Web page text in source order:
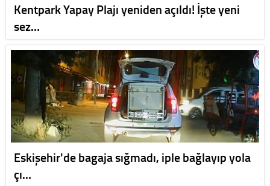
Kentpark Yapay Plajı yeniden açıldı! İşte yeni
sez…
Eskişehir'de bagaja sığmadı, iple bağlayıp yola
çı…